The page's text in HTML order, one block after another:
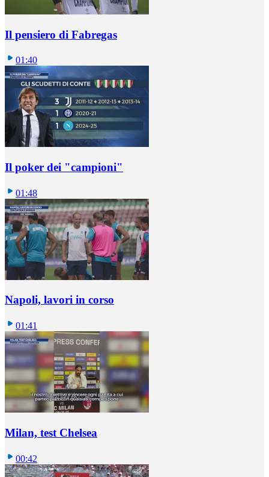
Il pensiero di Fabregas
01:40
Il poker dei "campioni"
01:48
Napoli, lavori in corso
01:41
Milan, test Chelsea
00:42